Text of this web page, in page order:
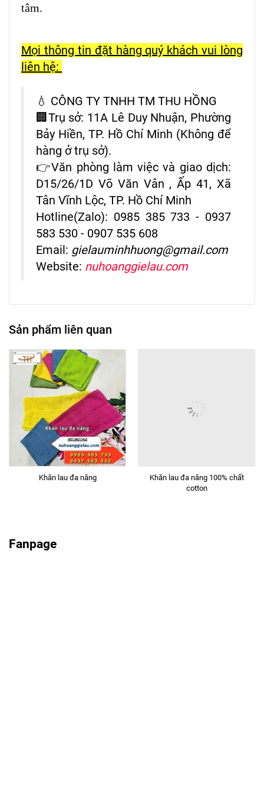
tâm.
Mọi thông tin đặt hàng quý khách vui lòng
liên hệ:
💧 CÔNG TY TNHH TM THU HỒNG
🏢Trụ sở: 11A Lê Duy Nhuận, Phường
Bảy Hiền, TP. Hồ Chí Minh (Không để
hàng ở trụ sở).
👉Văn phòng làm việc và giao dịch:
D15/26/1D Võ Văn Vân , Ấp 41, Xã
Tân Vĩnh Lộc, TP. Hồ Chí Minh
Hotline(Zalo): 0985 385 733 - 0937
583 530 - 0907 535 608
Email: gielauminhhuong@gmail.com
Website: nuhoanggielau.com
Sản phẩm liên quan
Khăn lau đa năng
Khăn lau đa năng 100% chất
cotton
Fanpage